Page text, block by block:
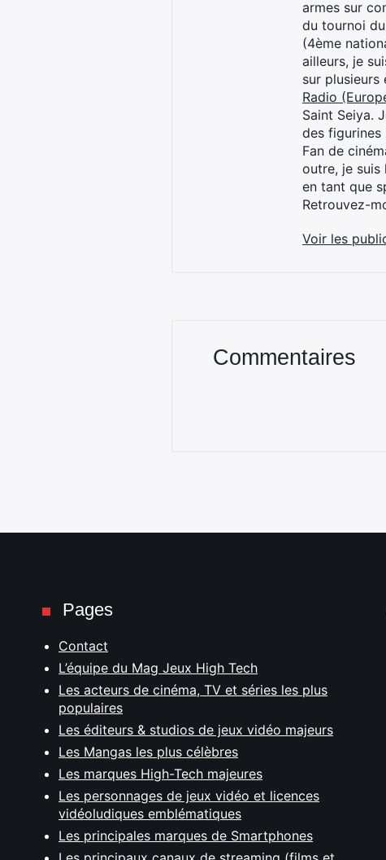
armes sur
du tournoi
(4ème
ailleurs, je
sur plusieurs
Radio
Saint Seiya.
des figurines
Fan de
outre, je suis
en tant que
Retrouvez-
Voir les
Commentaires
Pages
Contact
L’équipe du Mag Jeux High Tech
Les acteurs de cinéma, TV et séries les plus
populaires
Les éditeurs & studios de jeux vidéo majeurs
Les Mangas les plus célèbres
Les marques High-Tech majeures
Les personnages de jeux vidéo et licences
vidéoludiques emblématiques
Les principales marques de Smartphones